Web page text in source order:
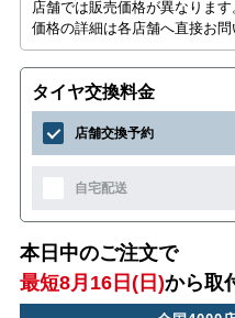
店舗では販売価格が異なります
価格の詳細は各店舗へ直接お問
タイヤ交換料金
店舗交換予約
自宅配送
本日中のご注文で
最短8月16日(日)から取